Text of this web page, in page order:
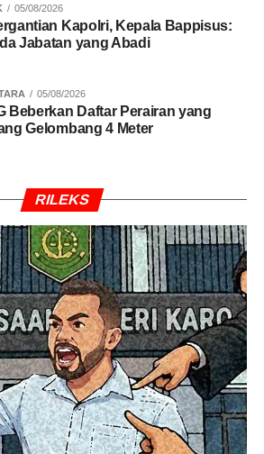
05/08/2026
Kapolri, Kepala Bappisus:
Jabatan yang Abadi
05/08/2026
Beberkan Daftar Perairan yang
Gelombang 4 Meter
RILEKS